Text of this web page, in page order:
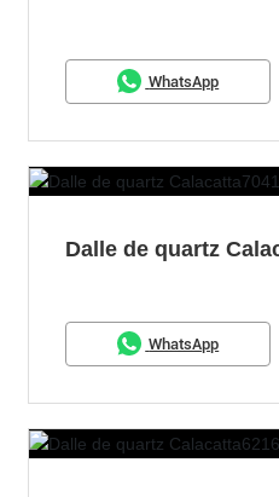
WhatsApp
Dalle de quartz
WhatsApp